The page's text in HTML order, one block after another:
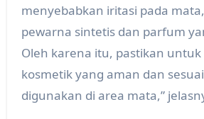
menyebabkan iritasi pada
pewarna sintetis dan parfum
Oleh karena itu, pastikan
kosmetik yang aman dan
digunakan di area mata,”